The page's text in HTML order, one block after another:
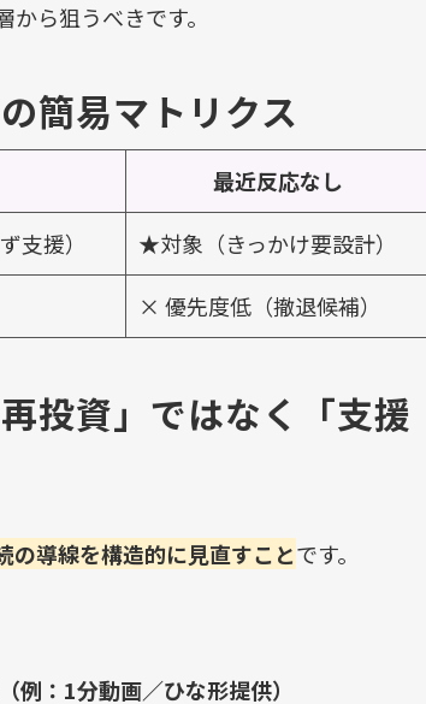
ら狙うべきです。
簡易マトリクス
最近反応なし
支援）
★対象（きっかけ要設計）
× 優先度低（撤退候補）
投資」ではなく「支援
の導線を構造的に見直すことです。
例：1分動画／ひな形提供）